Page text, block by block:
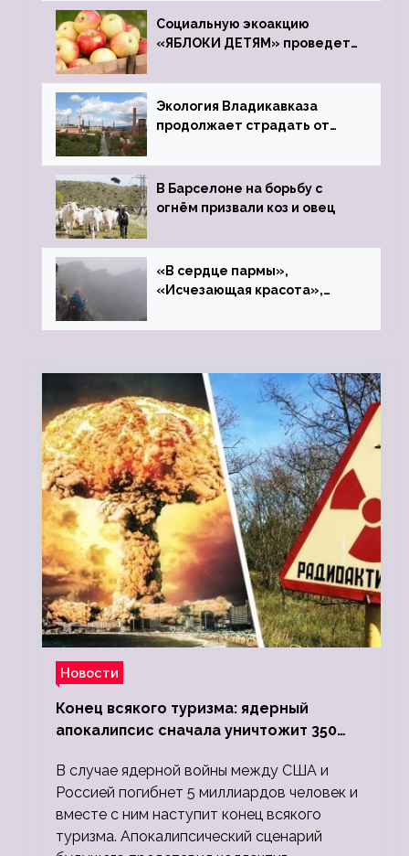
Социальную экоакцию
«ЯБЛОКИ ДЕТЯМ» проведет
Экология Владикавказа
продолжает страдать от
В Барселоне на борьбу с
огнём призвали коз и овец
«В сердце пармы»,
«Исчезающая красота»,
Новости
Конец всякого туризма: ядерный
апокалипсис сначала уничтожит 350
людей
В случае ядерной войны между США и
Россией погибнет 5 миллиардов человек и
вместе с ним наступит конец всякого
туризма. Апокалипсический сценарий